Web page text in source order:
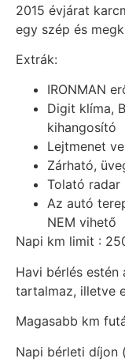
2015 évjárat
egy szép és
Extrák:
IRONMAN
Digit klíma,
kihangosító
Lejtmenet
Zárható,
Tolató radar
Az autó
NEM vihető
Napi km limit :
Havi bérlés
tartalmaz, illetve
Magasabb km
Napi bérleti díjon